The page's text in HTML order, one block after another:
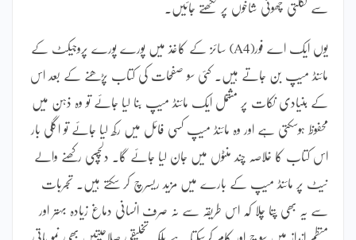
سے نکلتی چھوٹی شاخوں پر لکھتے جائیں۔
یوں ایک اے فور(A4) سائز کے کاغذ میں پورے پورے پروجیکٹ کے
مائنڈ میپ بن جاتے ہیں۔ کئی سو صفحات کی کتاب پڑھنے کے بعد اس
کے بنیادی نکات پر مشتمل ایک مائنڈ میپ بنا لیا جائے تو وہ ذہن میں
محفوظ ہوسکتی ہے اور وہ مائنڈ میپ کسی فائل میں رکھ لیا جائے تو اگلی بار
اس کتاب کا خلاصہ چند منٹوں میں جان لیا جائے گا۔ دلچسپی رکھنے والے
نیٹ پر مائنڈ میپ کے بارے میں مزید ریسرچ کر سکتے ہیں۔ تجربات
سے یہ بھی پتا چلا کہ اس طریقہ سے نہ صرف انسانی دماغ زیادہ بہتر اور
منظم انداز میں سوچ اور کام کرسکتا ہے بلکہ تخلیقی صلاحیتیں بھی نمو پاتی